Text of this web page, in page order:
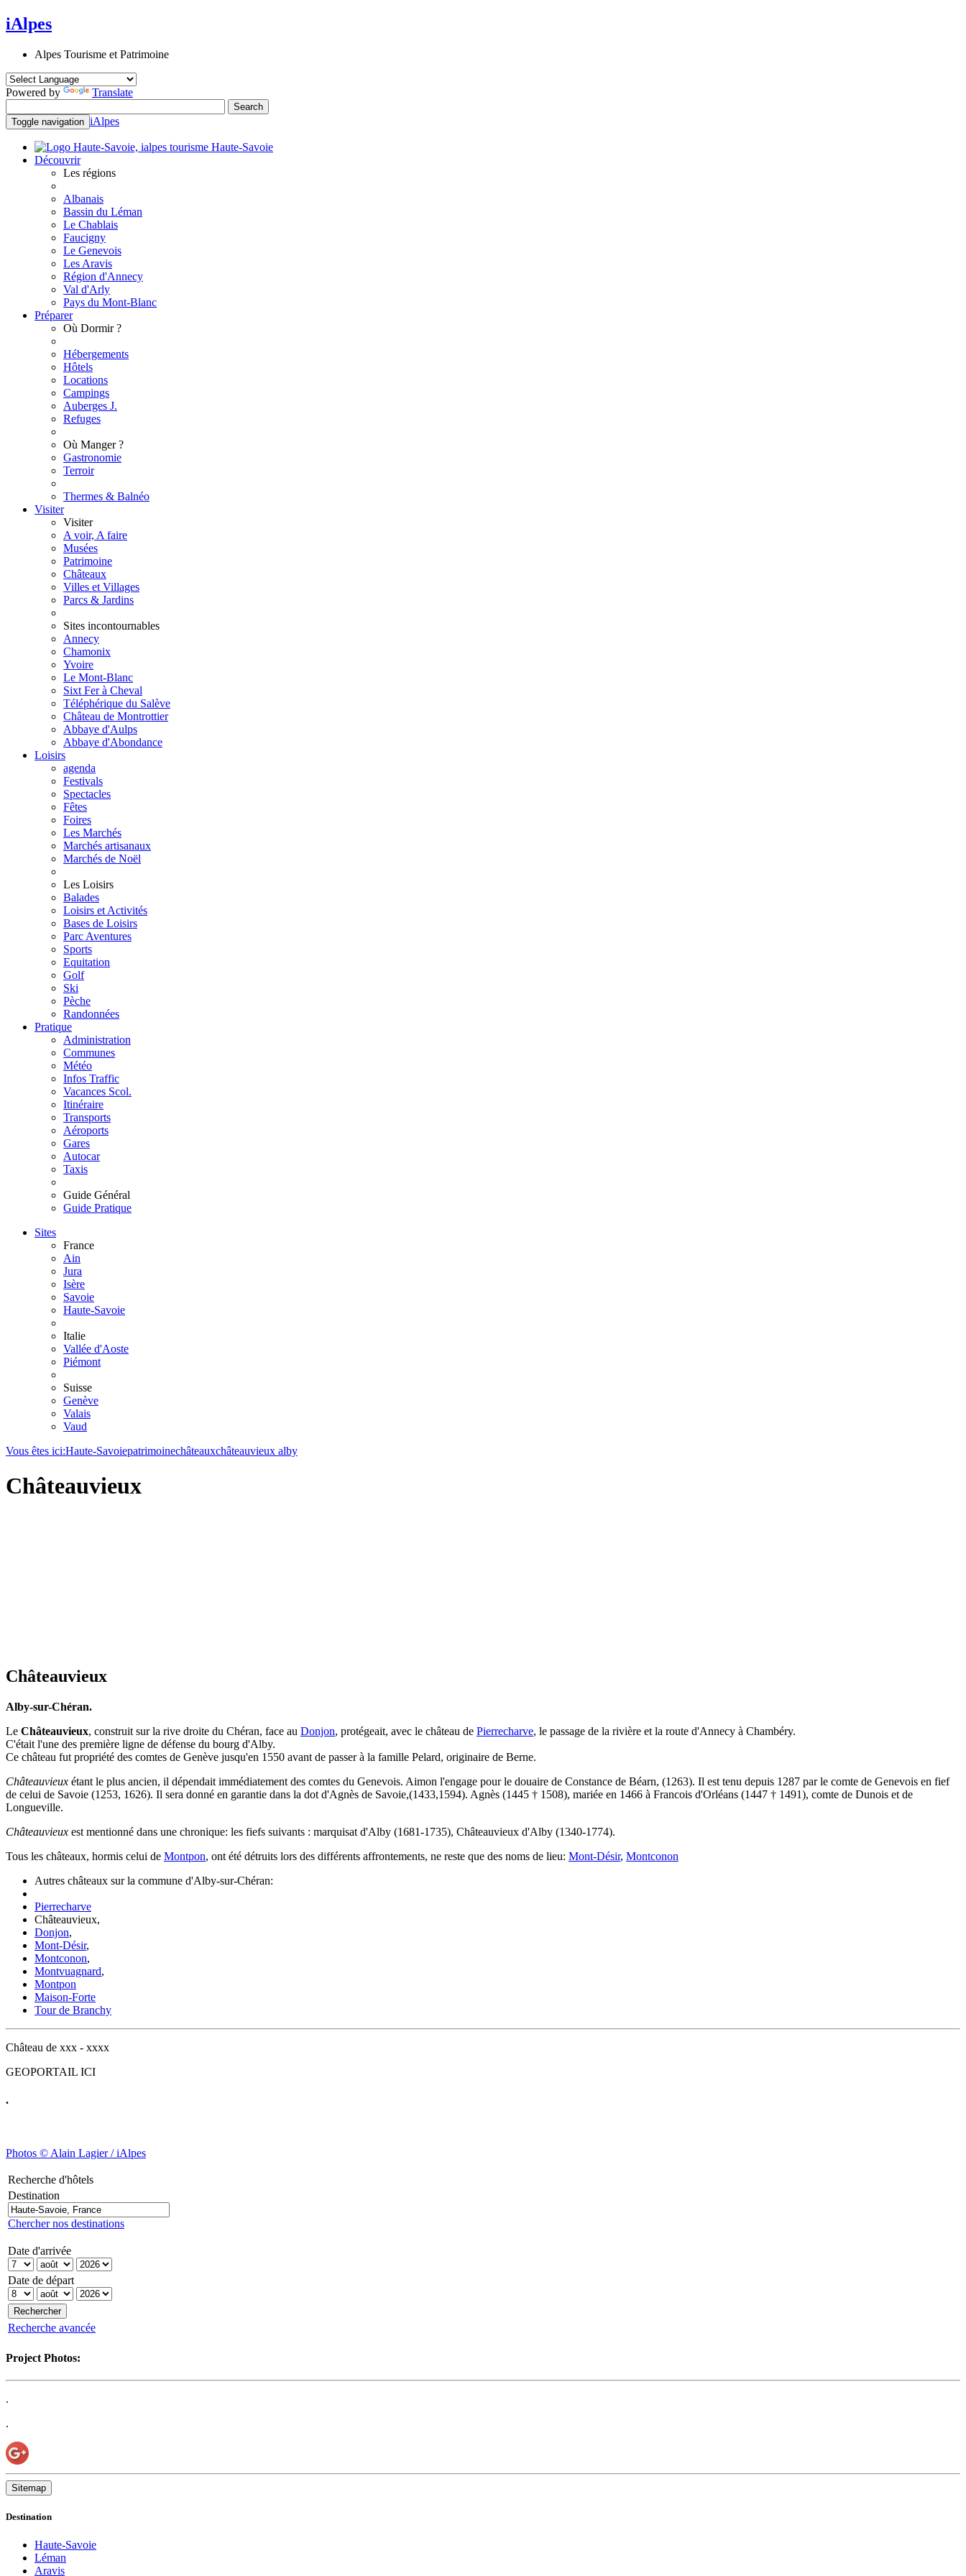
iAlpes
Alpes Tourisme et Patrimoine
Powered by Translate
Toggle navigation iAlpes
Haute-Savoie
Découvrir
Les régions
Albanais
Bassin du Léman
Le Chablais
Faucigny
Le Genevois
Les Aravis
Région d'Annecy
Val d'Arly
Pays du Mont-Blanc
Préparer
Où Dormir ?
Hébergements
Hôtels
Locations
Campings
Auberges J.
Refuges
Où Manger ?
Gastronomie
Terroir
Thermes & Balnéo
Visiter
Visiter
A voir, A faire
Musées
Patrimoine
Châteaux
Villes et Villages
Parcs & Jardins
Sites incontournables
Annecy
Chamonix
Yvoire
Le Mont-Blanc
Sixt Fer à Cheval
Téléphérique du Salève
Château de Montrottier
Abbaye d'Aulps
Abbaye d'Abondance
Loisirs
agenda
Festivals
Spectacles
Fêtes
Foires
Les Marchés
Marchés artisanaux
Marchés de Noël
Les Loisirs
Balades
Loisirs et Activités
Bases de Loisirs
Parc Aventures
Sports
Equitation
Golf
Ski
Pèche
Randonnées
Pratique
Administration
Communes
Météo
Infos Traffic
Vacances Scol.
Itinéraire
Transports
Aéroports
Gares
Autocar
Taxis
Guide Général
Guide Pratique
Sites
France
Ain
Jura
Isère
Savoie
Haute-Savoie
Italie
Vallée d'Aoste
Piémont
Suisse
Genève
Valais
Vaud
Vous êtes ici:Haute-Savoiepatrimoinechâteauxchâteauvieux alby
Châteauvieux
Châteauvieux
Alby-sur-Chéran.
Le Châteauvieux, construit sur la rive droite du Chéran, face au Donjon, protégeait, avec le château de Pierrecharve, le passage de la rivière et la route d'Annecy à Chambéry.
C'était l'une des première ligne de défense du bourg d'Alby.
Ce château fut propriété des comtes de Genève jusqu'en 1550 avant de passer à la famille Pelard, originaire de Berne.
Châteauvieux étant le plus ancien, il dépendait immédiatement des comtes du Genevois. Aimon l'engage pour le douaire de Constance de Béarn, (1263). Il est tenu depuis 1287 par le comte de Genevois en fief
de celui de Savoie (1253, 1626). Il sera donné en garantie dans la dot d'Agnès de Savoie,(1433,1594). Agnès (1445 † 1508), mariée en 1466 à Francois d'Orléans (1447 † 1491), comte de Dunois et de
Longueville.
Châteauvieux est mentionné dans une chronique: les fiefs suivants : marquisat d'Alby (1681-1735), Châteauvieux d'Alby (1340-1774).
Tous les châteaux, hormis celui de Montpon, ont été détruits lors des différents affrontements, ne reste que des noms de lieu: Mont-Désir, Montconon
Autres châteaux sur la commune d'Alby-sur-Chéran:
Pierrecharve
Châteauvieux,
Donjon,
Mont-Désir,
Montconon,
Montvuagnard,
Montpon
Maison-Forte
Tour de Branchy
Château de xxx - xxxx
GEOPORTAIL ICI
.
Photos © Alain Lagier / iAlpes
Recherche d'hôtels
Destination
Chercher nos destinations
Date d'arrivée
Date de départ
Recherche avancée
Project Photos:
.
.
Sitemap
Destination
Haute-Savoie
Léman
Aravis